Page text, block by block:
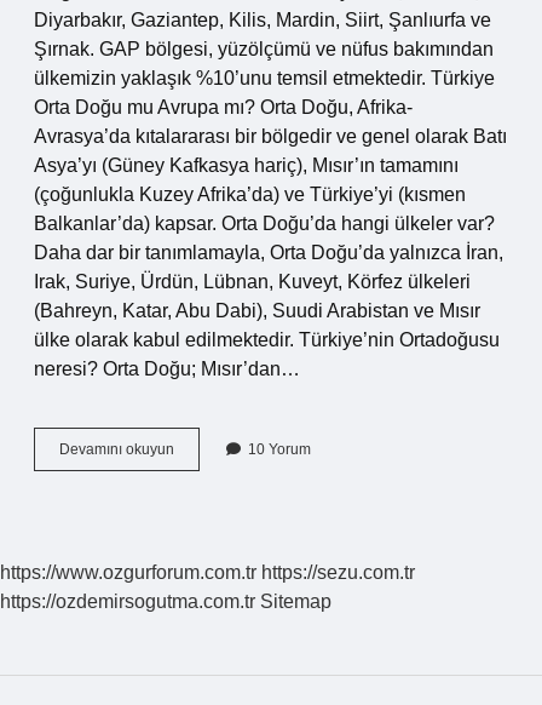
Diyarbakır, Gaziantep, Kilis, Mardin, Siirt, Şanlıurfa ve
Şırnak. GAP bölgesi, yüzölçümü ve nüfus bakımından
ülkemizin yaklaşık %10’unu temsil etmektedir. Türkiye
Orta Doğu mu Avrupa mı? Orta Doğu, Afrika-
Avrasya’da kıtalararası bir bölgedir ve genel olarak Batı
Asya’yı (Güney Kafkasya hariç), Mısır’ın tamamını
(çoğunlukla Kuzey Afrika’da) ve Türkiye’yi (kısmen
Balkanlar’da) kapsar. Orta Doğu’da hangi ülkeler var?
Daha dar bir tanımlamayla, Orta Doğu’da yalnızca İran,
Irak, Suriye, Ürdün, Lübnan, Kuveyt, Körfez ülkeleri
(Bahreyn, Katar, Abu Dabi), Suudi Arabistan ve Mısır
ülke olarak kabul edilmektedir. Türkiye’nin Ortadoğusu
neresi? Orta Doğu; Mısır’dan…
Devamını okuyun
Doğuda
10 Yorum
https://www.ozgurforum.com.tr https://sezu.com.tr
https://ozdemirsogutma.com.tr Sitemap